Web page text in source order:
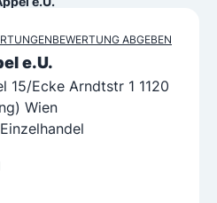
BEWERTUNG ABGEBEN
e.U.
15/Ecke Arndtstr 1 1120
Wien